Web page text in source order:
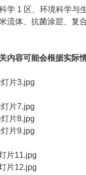
1 区、环境科学与
流体、抗菌涂层、复
内容可能会根据实际